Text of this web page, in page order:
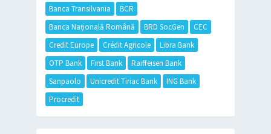
Banca Transilvania
BCR
Banca Națională Română
BRD SocGen
CEC
Credit Europe
Crédit Agricole
Libra Bank
OTP Bank
First Bank
Raiffeisen Bank
Sanpaolo
Unicredit Tiriac Bank
ING Bank
Procredit